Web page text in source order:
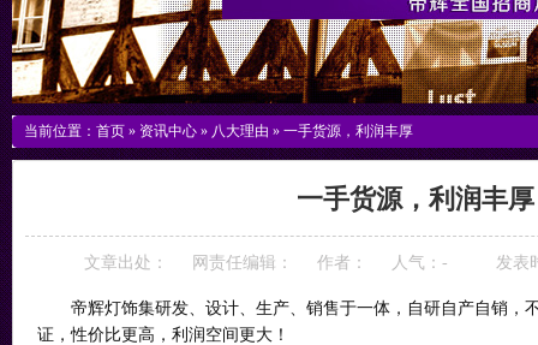
当前位置： 首页 » 资讯中心 » 八大理由 » 一手货源，利润丰厚
一手货源，利润丰厚
文章出处： 网责任编辑： 作者： 人气： - 发表
帝辉灯饰集研发、设计、生产、销售于一体，自研自产自销，
证，性价比更高，利润空间更大！